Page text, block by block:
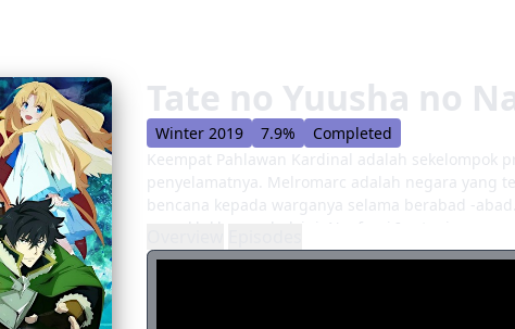
Tate no Yuusha no
Winter 2019 7.9%
Completed
Keempat Pahlawan Kardinal adalah sekelompok
penyelamatnya. Melromarc adalah negara yang
bencana kepada warganya selama berabad -
menaklukkan ombak ini. Naofumi Iwatani,
kecil, Naofumi diremehkan dan diejek oleh